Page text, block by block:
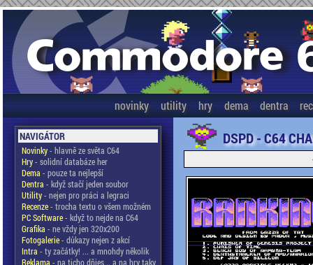
novinky utility hry dema dentra
NAVIGÁTOR
Novinky- hlavně ze světa C64
Hry- solidní databáze her
Dema - pouze ta nejlepší
Dentra - když stačí jeden soubor
Utility- nejen pro práci a legraci
Recenze- trocha textu o všem možném
PC Software- když to nejde na C64
Grafika - ne vždy jen 320x200
Fotogalerie- důkazy nejen z akcí
Intra - ty začátky! ... a mnohdy několik
Reklama - na ticho dňies .. a na hry taky
DSPD - C64